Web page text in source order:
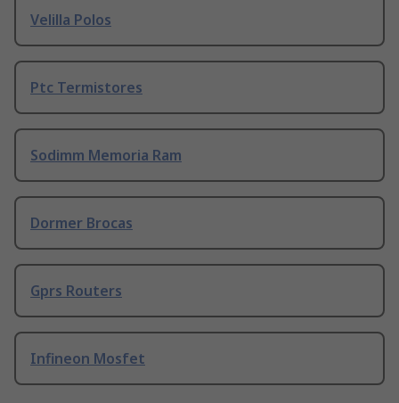
Velilla Polos
Ptc Termistores
Sodimm Memoria Ram
Dormer Brocas
Gprs Routers
Infineon Mosfet